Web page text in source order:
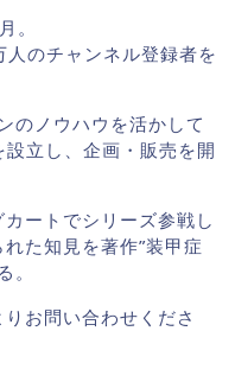
。
のチャンネル登録者を
のノウハウを活かして
立し、企画・販売を開
ートでシリーズ参戦し
た知見を著作”装甲症
。
お問い合わせくださ